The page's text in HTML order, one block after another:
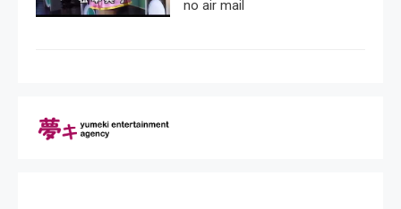
no air mail